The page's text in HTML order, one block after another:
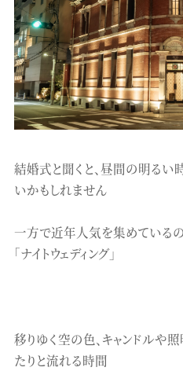
結婚式と聞くと、昼間の明るい
いかもしれません
一方で近年人気を集めている
「ナイトウェディング」
移りゆく空の色、キャンドルや
たりと流れる時間